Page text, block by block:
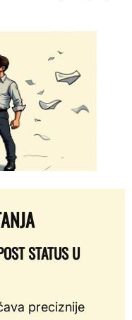
STATUS U
preciznije